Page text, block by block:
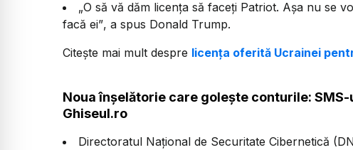
„O să vă dăm licența să faceți Patriot. Așa nu se
facă ei”, a spus Donald Trump.
Citește mai mult despre licența oferită Ucrainei
Noua înșelătorie care golește conturile:
Ghiseul.ro
Directoratul Național de Securitate Cibernetică